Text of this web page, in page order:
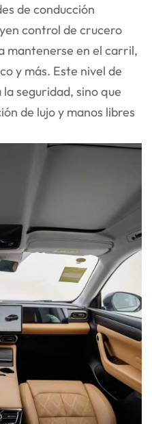
de conducción
control de crucero
mantenerse en el carril,
y más. Este nivel de
seguridad, sino que
de lujo y manos libres